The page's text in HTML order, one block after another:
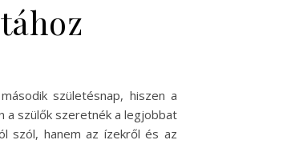
születésnap, hiszen a
a szülők szeretnék a legjobbat
szól, hanem az ízekről és az